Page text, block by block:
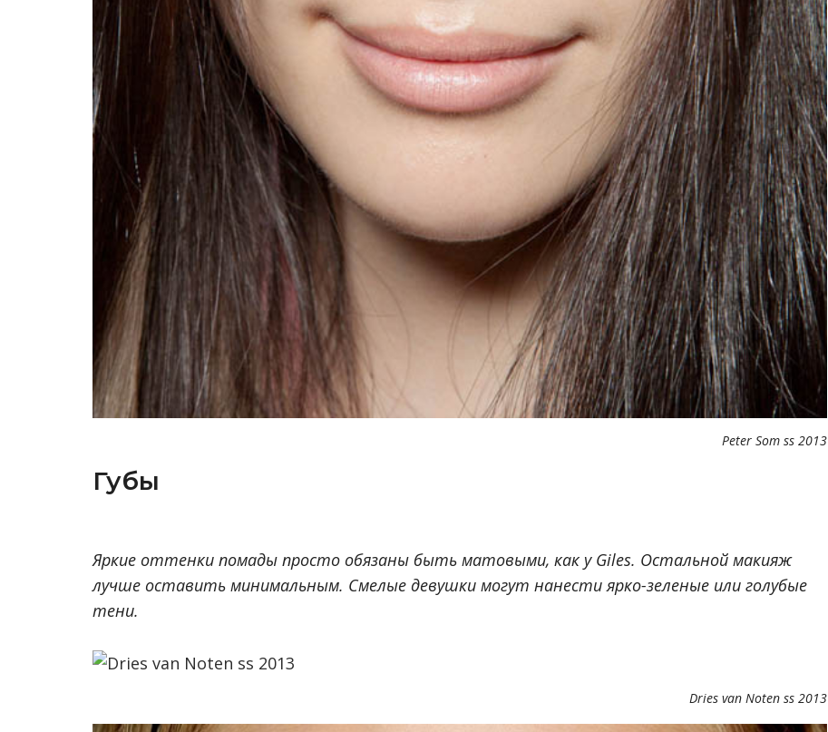
Peter Som ss 2013
Губы
Яркие оттенки помады просто обязаны быть матовыми, как у Giles. Остальной макияж
лучше оставить минимальным. Смелые девушки могут нанести ярко-зеленые или голубые
тени.
Dries van Noten ss 2013